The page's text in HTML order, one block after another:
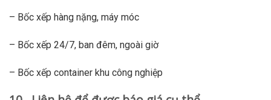
– Bốc xếp hàng nặng, máy móc
– Bốc xếp 24/7, ban đêm, ngoài giờ
– Bốc xếp container khu công nghiệp